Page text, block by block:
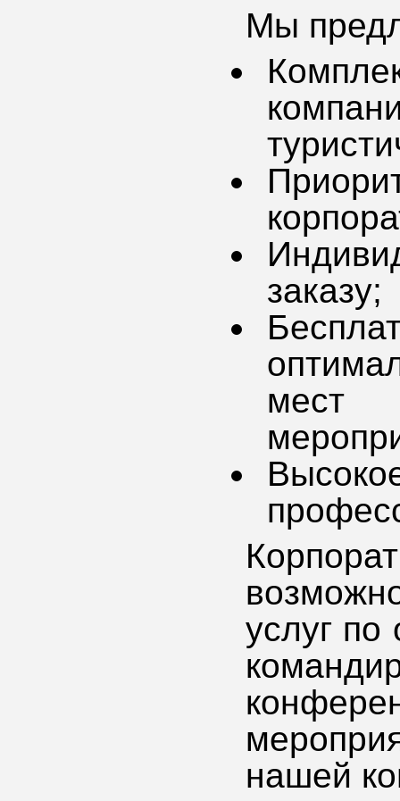
Мы
заказу;
мест
услуг по
нашей